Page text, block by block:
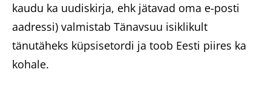
kaudu ka uudiskirja, ehk jätavad oma e-posti
aadressi) valmistab Tänavsuu isiklikult
tänutäheks küpsisetordi ja toob Eesti piires ka
kohale.